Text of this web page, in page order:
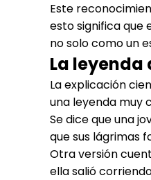
Este
esto significa que
no solo como un
La leyenda
La explicación
una leyenda muy
Se dice que una
que sus lágrimas
Otra versión
ella salió